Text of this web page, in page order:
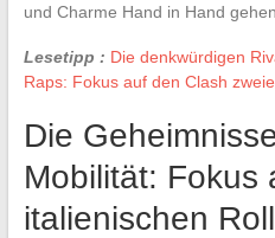
und Charme Hand in Hand gehen.
Lesetipp : Die denkwürdigen
Raps: Fokus auf den Clash
Die
Mobilität: Fokus
italienischen